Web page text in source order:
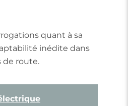
quant à sa
inédite dans
de route.